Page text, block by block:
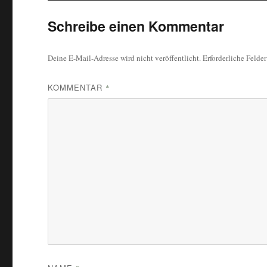
Schreibe einen Kommentar
Deine E-Mail-Adresse wird nicht veröffentlicht.Erforderliche
KOMMENTAR *